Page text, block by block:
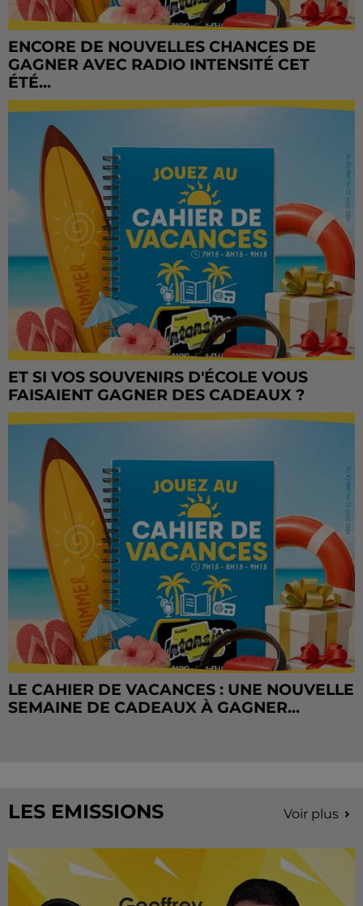
ENCORE DE NOUVELLES CHANCES DE
GAGNER AVEC RADIO INTENSITÉ CET
ÉTÉ...
ET SI VOS SOUVENIRS D'ÉCOLE VOUS
FAISAIENT GAGNER DES CADEAUX ?
LE CAHIER DE VACANCES : UNE NOUVELLE
SEMAINE DE CADEAUX À GAGNER...
LES EMISSIONS Voir plus